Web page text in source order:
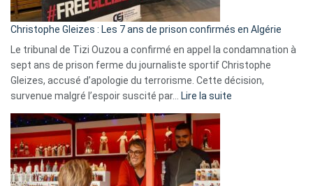
d’Israël
Christophe Gleizes : Les 7 ans de prison confirmés en Algérie
Le tribunal de Tizi Ouzou a confirmé en appel la condamnation à
sept ans de prison ferme du journaliste sportif Christophe
Gleizes, accusé d’apologie du terrorisme. Cette décision,
survenue malgré l’espoir suscité par… Lire la suite